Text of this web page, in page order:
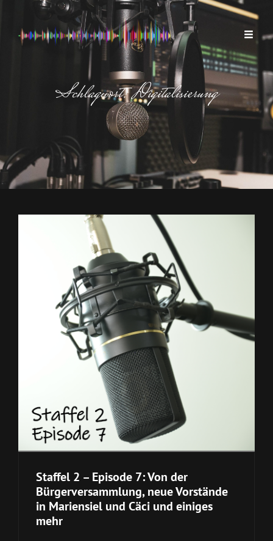
Schlagwort:Digitalisierung
Staffel 2 – Episode 7: Von der
Bürgerversammlung, neue Vorstände
in Mariensiel und Cäci und einiges
mehr